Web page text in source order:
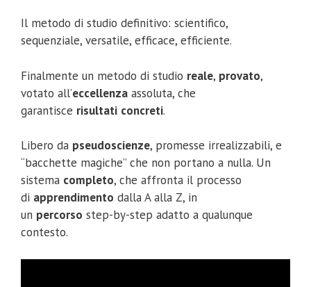
Il metodo di studio definitivo: scientifico,
sequenziale, versatile, efficace, efficiente.
Finalmente un metodo di studio reale, provato,
votato all’eccellenza assoluta, che
garantisce risultati concreti.
Libero da pseudoscienze, promesse irrealizzabili, e
“bacchette magiche” che non portano a nulla. Un
sistema completo, che affronta il processo
di apprendimento dalla A alla Z, in
un percorso step-by-step adatto a qualunque
contesto.